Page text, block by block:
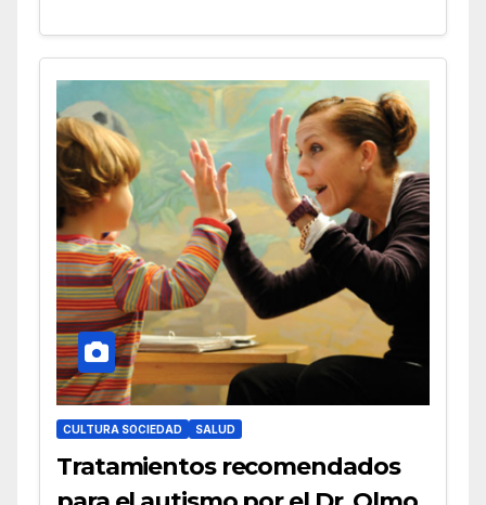
CULTURA SOCIEDAD SALUD
Tratamientos recomendados